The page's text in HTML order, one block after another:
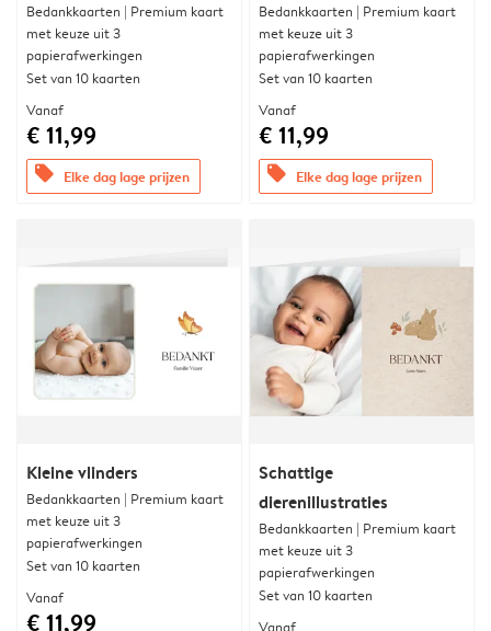
Bedankkaarten | Premium kaart
met keuze uit 3
papierafwerkingen
Set van 10 kaarten
Vanaf
€ 11,99
offers Elke dag lage prijzen
Bedankkaarten | Premium kaart
met keuze uit 3
papierafwerkingen
Set van 10 kaarten
Vanaf
€ 11,99
offers Elke dag lage prijzen
Kleine vlinders
Bedankkaarten | Premium kaart
met keuze uit 3
papierafwerkingen
Set van 10 kaarten
Vanaf
€ 11,99
Schattige
dierenillustraties
Bedankkaarten | Premium kaart
met keuze uit 3
papierafwerkingen
Set van 10 kaarten
Vanaf